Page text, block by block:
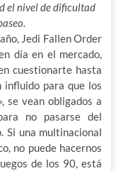
el nivel de dificultad
Jedi Fallen Order
día en el mercado,
cuestionarte hasta
influido para que los
se vean obligados a
no pasarse del
Si una multinacional
no puede hacernos
de los 90, está